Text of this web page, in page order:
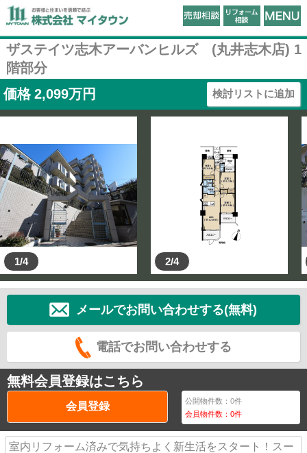
ザステイツ志木アーバンヒルズ (丸井志木店) 1
階部分
価格 2,099万円 検討リストに追加
1/4 2/4
メールでお問い合わせする(無料)
電話でお問い合わせする
無料会員登録はこちら
会員登録 公開物件数：0件
会員物件数：0件
室内リフォーム済みで気持ちよく新生活をスタート！スー